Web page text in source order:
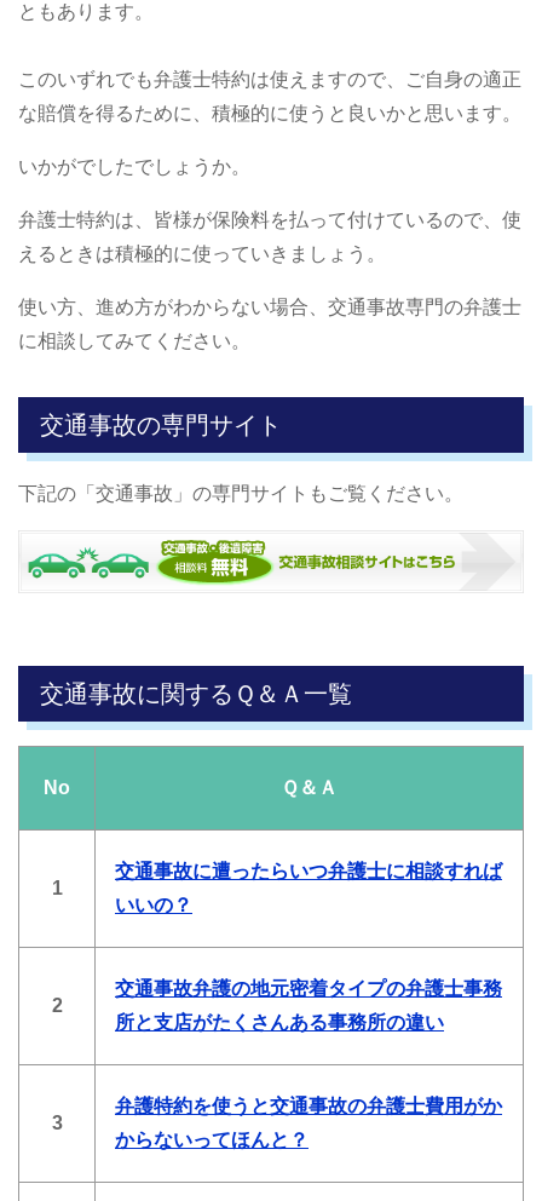
ともあります。
このいずれでも弁護士特約は使えますので、ご自身の適正
な賠償を得るために、積極的に使うと良いかと思います。
いかがでしたでしょうか。
弁護士特約は、皆様が保険料を払って付けているので、使
えるときは積極的に使っていきましょう。
使い方、進め方がわからない場合、交通事故専門の弁護士
に相談してみてください。
交通事故の専門サイト
下記の「交通事故」の専門サイトもご覧ください。
交通事故に関するＱ＆Ａ一覧
No Ｑ＆Ａ
1
交通事故に遭ったらいつ弁護士に相談すれば
いいの？
2
交通事故弁護の地元密着タイプの弁護士事務
所と支店がたくさんある事務所の違い
3
弁護特約を使うと交通事故の弁護士費用がか
からないってほんと？